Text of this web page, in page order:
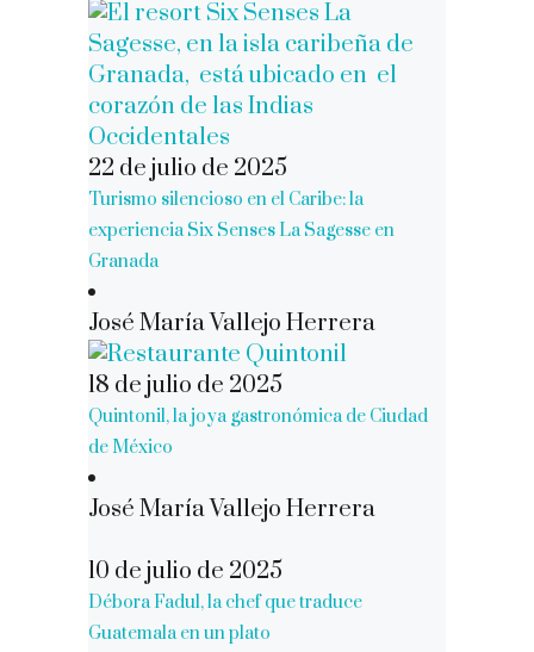
22 de julio de 2025
Turismo silencioso en el Caribe: la
experiencia Six Senses La Sagesse en
Granada
José María Vallejo Herrera
18 de julio de 2025
Quintonil, la joya gastronómica de Ciudad
de México
José María Vallejo Herrera
10 de julio de 2025
Débora Fadul, la chef que traduce
Guatemala en un plato